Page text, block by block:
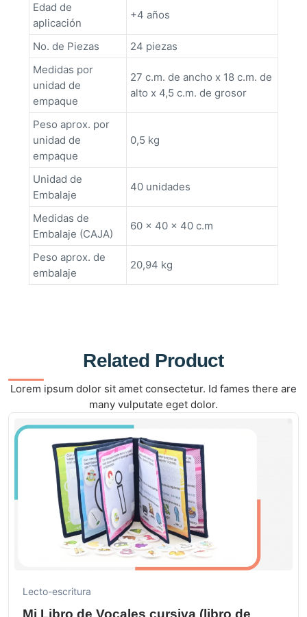
Edad de
aplicación
+4 años
No. de Piezas
24 piezas
Medidas por
unidad de
empaque
27 c.m. de ancho x 18 c.m. de
alto x 4,5 c.m. de grosor
Peso aprox. por
unidad de
empaque
0,5 kg
Unidad de
Embalaje
40 unidades
Medidas de
Embalaje (CAJA)
60 x 40 x 40 c.m
Peso aprox. de
embalaje
20,94 kg
Related Product
Lorem ipsum dolor sit amet consectetur. Id fames there are
many vulputate eget dolor.
Lecto-escritura
Mi Libro de Vocales cursiva (libro de